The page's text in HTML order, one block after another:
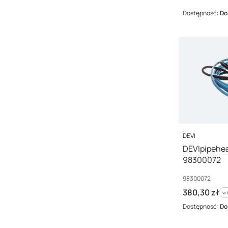
Dostępność:
PRODUCENT
DEVI
98300072
Kod producenta
98300072
Cena brutto
380,30 zł w
w
Dostępność: